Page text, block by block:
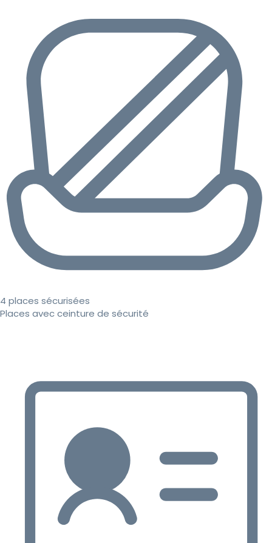
4 places sécurisées
Places avec ceinture de sécurité